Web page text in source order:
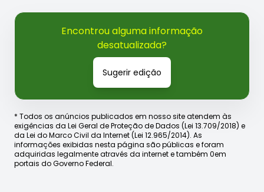
Encontrou alguma informação
desatualizada?
Sugerir edição
* Todos os anúncios publicados em nosso site atendem às
exigências da Lei Geral de Proteção de Dados (Lei 13.709/2018) e
da Lei do Marco Civil da Internet (Lei 12.965/2014). As
informações exibidas nesta página são públicas e foram
adquiridas legalmente através da internet e também 0em
portais do Governo Federal.